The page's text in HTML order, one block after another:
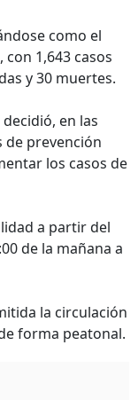
como el
1,643 casos
y 30 muertes.
decidió, en las
de prevención
los casos de
a partir del
de la mañana a
la circulación
forma peatonal.